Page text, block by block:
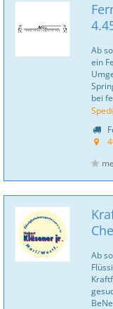
Ab
ein
bei
Ab